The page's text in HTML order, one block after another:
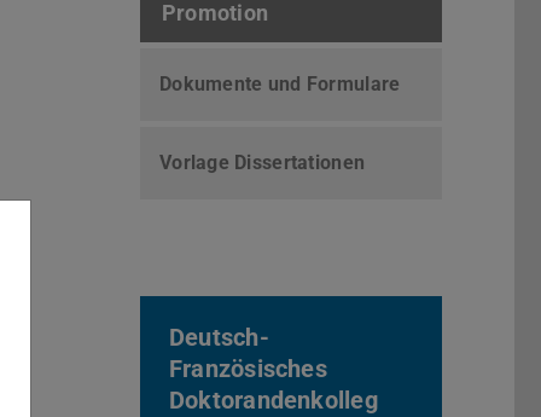
Promotion
Dokumente und Formulare
Vorlage Dissertationen
Deutsch-
Französisches
Doktorandenkolleg